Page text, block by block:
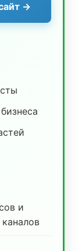
→
и